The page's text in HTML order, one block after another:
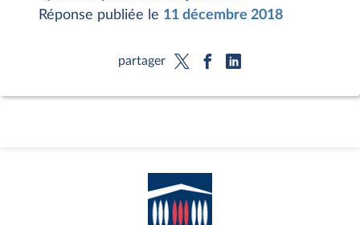
Réponse publiée le 11 décembre 2018
partager